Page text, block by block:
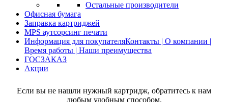
Остальные производители
Офисная бумага
Заправка картриджей
MPS аутсорсинг печати
Информация для покупателяКонтакты | О компании |
Время работы | Наши преимущества
ГОСЗАКАЗ
Акции
Если вы не нашли нужный картридж, обратитесь к нам
любым удобным способом.